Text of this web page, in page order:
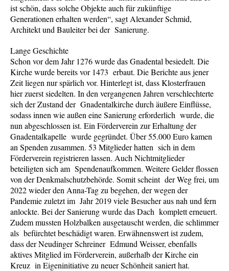
ist schön, dass solche Objekte auch für zukünftige
Generationen erhalten werden“, sagt Alexander Schmid,
Architekt und Bauleiter bei der Sanierung.
Lange Geschichte
Schon vor dem Jahr 1276 wurde das Gnadental besiedelt. Die
Kirche wurde bereits vor 1473 erbaut. Die Berichte aus jener
Zeit liegen nur spärlich vor. Hinterlegt ist, dass Klosterfrauen
hier zuerst siedelten. In den vergangenen Jahren verschlechterte
sich der Zustand der Gnadentalkirche durch äußere Einflüsse,
sodass innen wie außen eine Sanierung erforderlich wurde, die
nun abgeschlossen ist. Ein Förderverein zur Erhaltung der
Gnadentalkapelle wurde gegründet. Über 55.000 Euro kamen
an Spenden zusammen. 53 Mitglieder hatten sich in dem
Förderverein registrieren lassen. Auch Nichtmitglieder
beteiligten sich am Spendenaufkommen. Weitere Gelder flossen
von der Denkmalschutzbehörde. Somit scheint der Weg frei, um
2022 wieder den Anna-Tag zu begehen, der wegen der
Pandemie zuletzt im Jahr 2019 viele Besucher aus nah und fern
anlockte. Bei der Sanierung wurde das Dach komplett erneuert.
Zudem mussten Holzbalken ausgetauscht werden, die schlimmer
als befürchtet beschädigt waren. Erwähnenswert ist zudem,
dass der Neudinger Schreiner Edmund Weisser, ebenfalls
aktives Mitglied im Förderverein, außerhalb der Kirche ein
Kreuz in Eigeninitiative zu neuer Schönheit saniert hat.